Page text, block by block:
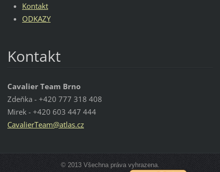
Kontakt
ODKAZY
Kontakt
Cavalier Team Brno
Zdeňka - +420 777 318 408
Mirek - +420 603 447 444
CavalierTeam@atlas.cz
© 2013 Všechna práva vyhrazena.